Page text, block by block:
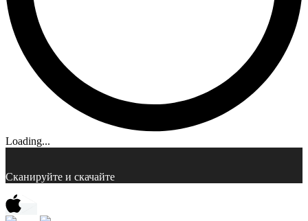
Loading...
Сканируйте и скачайте